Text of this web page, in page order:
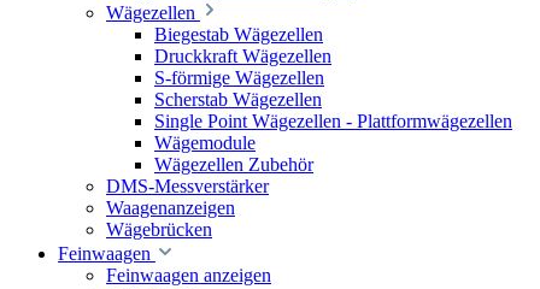
Wägezellen
Biegestab Wägezellen
Druckkraft Wägezellen
S-förmige Wägezellen
Scherstab Wägezellen
Single Point Wägezellen - Plattformwägezellen
Wägemodule
Wägezellen Zubehör
DMS-Messverstärker
Waagenanzeigen
Wägebrücken
Feinwaagen
Feinwaagen anzeigen